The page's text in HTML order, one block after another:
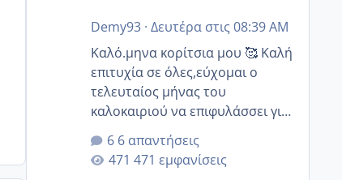
Demy93· Δευτέρα στις 08:39 AM
Καλό.μηνα κορίτσια μου 🥰 Καλή
επιτυχία σε όλες,εύχομαι ο
τελευταίος μήνας του
καλοκαιριού να επιφυλάσσει για
όλες σας την πιο όμορφη
έκπληξη 🧿 @Elk @Melikara86
@Παρασκευαιδου @Zenia z
6 απαντήσεις
471 εμφανίσεις